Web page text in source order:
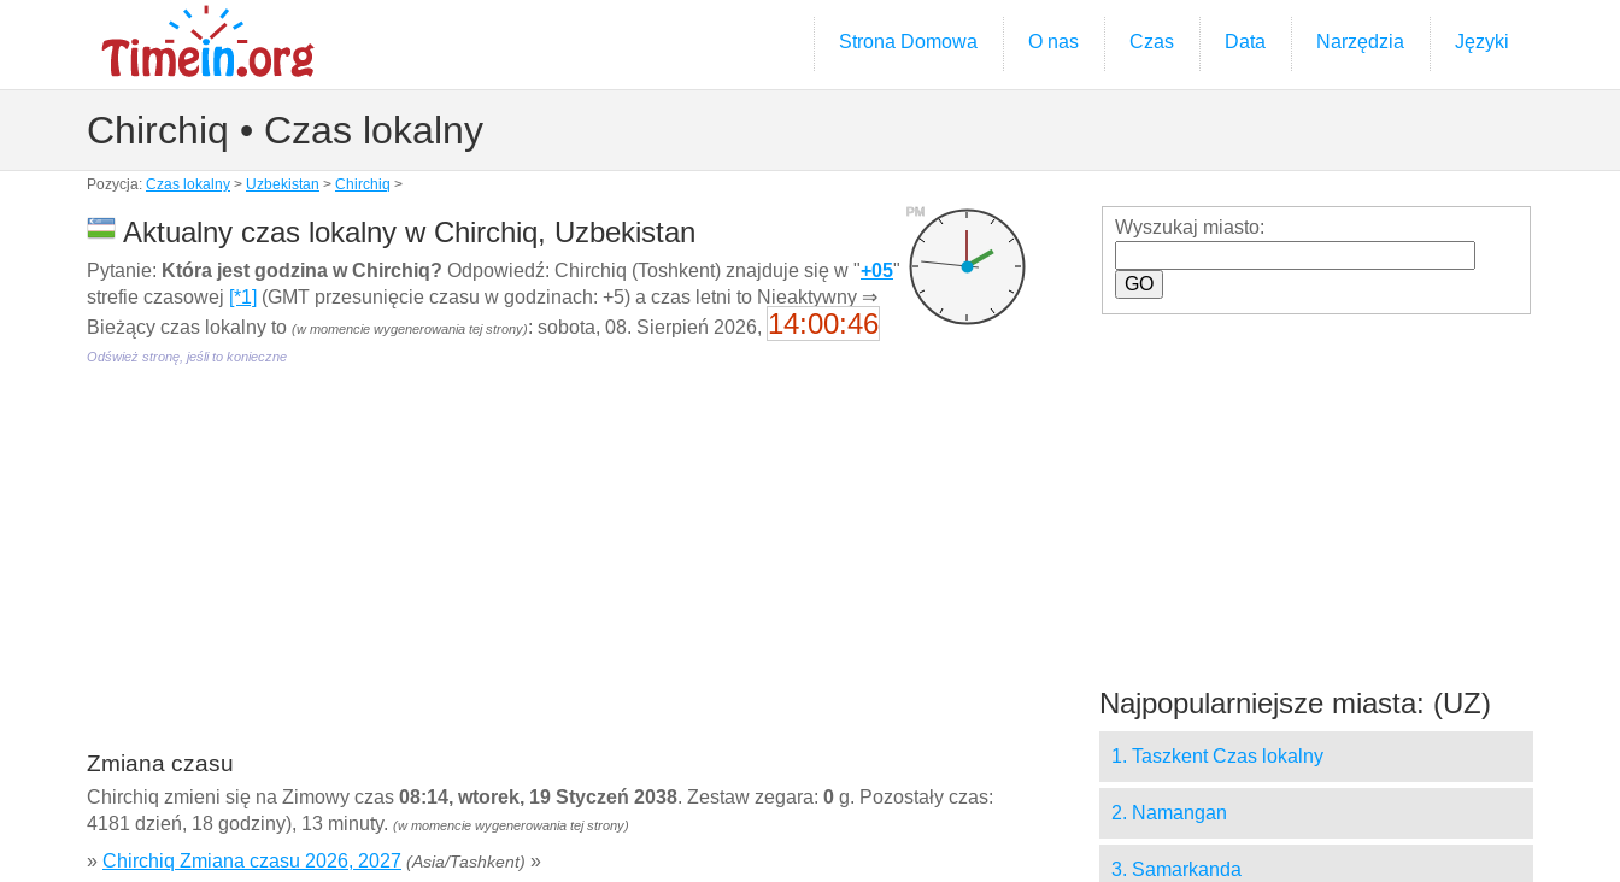
Strona Domowa O nas Czas Data Narzędzia Języki
Chirchiq • Czas lokalny
Pozycja: Czas lokalny > Uzbekistan > Chirchiq >
PM
Aktualny czas lokalny w Chirchiq, Uzbekistan
Pytanie: Która jest godzina w Chirchiq? Odpowiedź: Chirchiq (Toshkent) znajduje się w "+05"
strefie czasowej [*1] (GMT przesunięcie czasu w godzinach: +5) a czas letni to Nieaktywny ⇒
Bieżący czas lokalny to (w momencie wygenerowania tej strony): sobota, 08. Sierpień 2026, 14:00:47
Odśwież stronę, jeśli to konieczne
Zmiana czasu
Chirchiq zmieni się na Zimowy czas 08:14, wtorek, 19 Styczeń 2038. Zestaw zegara: 0 g. Pozostały czas:
4181 dzień, 18 godziny), 13 minuty. (w momencie wygenerowania tej strony)
» Chirchiq Zmiana czasu 2026, 2027 (Asia/Tashkent) »
Wyszukaj miasto:
Najpopularniejsze miasta: (UZ)
1. Taszkent Czas lokalny
2. Namangan
3. Samarkanda